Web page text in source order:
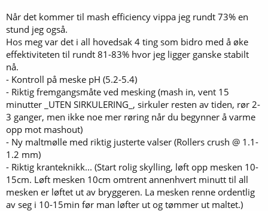
Når det kommer til mash efficiency vippa jeg rundt 73% en
stund jeg også.
Hos meg var det i all hovedsak 4 ting som bidro med å øke
effektiviteten til rundt 81-83% hvor jeg ligger ganske stabilt
nå.
- Kontroll på meske pH (5.2-5.4)
- Riktig fremgangsmåte ved mesking (mash in, vent 15
minutter _UTEN SIRKULERING_, sirkuler resten av tiden, rør 2-
3 ganger, men ikke noe mer røring når du begynner å varme
opp mot mashout)
- Ny maltmølle med riktig justerte valser (Rollers crush @ 1.1-
1.2 mm)
- Riktig kranteknikk... (Start rolig skylling, løft opp mesken 10-
15cm. Løft mesken 10cm omtrent annenhvert minutt til all
mesken er løftet ut av bryggeren. La mesken renne ordentlig
av seg i 10-15min før man løfter ut og tømmer ut maltet.)